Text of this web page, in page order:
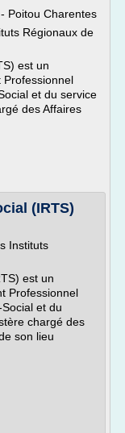
Poitou Charentes
Régionaux de
est un
Professionnel
et du service
des Affaires
(IRTS)
Instituts
est un
Professionnel
et du
chargé des
son lieu